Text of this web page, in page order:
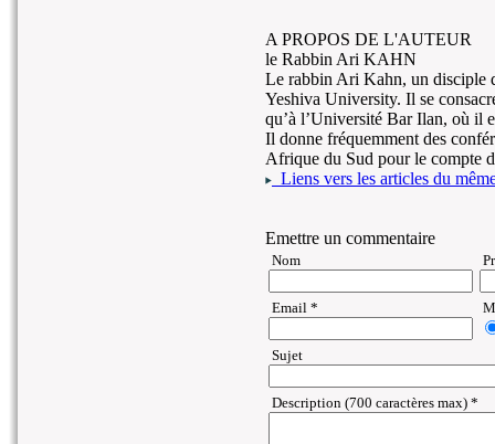
A PROPOS DE L'AUTEUR
le Rabbin Ari KAHN
Le rabbin Ari Kahn, un disciple
Yeshiva University. Il se
qu’à l’Université Bar Ilan, où il
Il donne fréquemment des
Afrique du Sud pour le compte
Liens vers les articles du
Emettre un commentaire
Nom
Email *
Sujet
Description (700 caractères max) *